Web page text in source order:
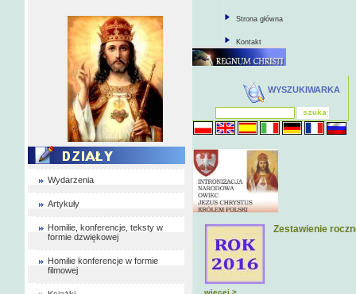
Wydarzenia
Artykuły
Homilie, konferencje, teksty w
formie dzwiękowej
Homilie konferencje w formie
filmowej
Strona główna
Kontakt
WYSZUKIWARKA
Zestawienie
więcej >